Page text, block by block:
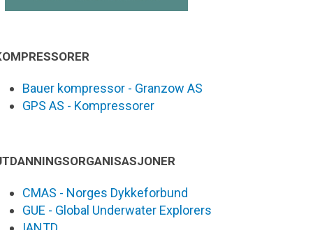
Bauer kompressor - Granzow AS
GPS AS - Kompressorer
CMAS - Norges Dykkeforbund
GUE - Global Underwater Explorers